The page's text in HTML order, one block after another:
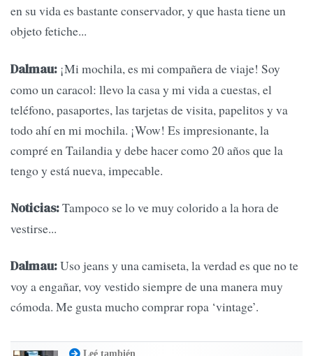
en su vida es bastante conservador, y que hasta tiene un
objeto fetiche...
Dalmau: ¡Mi mochila, es mi compañera de viaje! Soy
como un caracol: llevo la casa y mi vida a cuestas, el
teléfono, pasaportes, las tarjetas de visita, papelitos y va
todo ahí en mi mochila. ¡Wow! Es impresionante, la
compré en Tailandia y debe hacer como 20 años que la
tengo y está nueva, impecable.
Noticias:Tampoco se lo ve muy colorido a la hora de
vestirse...
Dalmau:Uso jeans y una camiseta, la verdad es que no te
voy a engañar, voy vestido siempre de una manera muy
cómoda. Me gusta mucho comprar ropa ‘vintage’.
Leé también